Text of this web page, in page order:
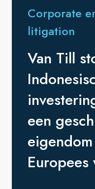
Corporate
litigation
Van Till
een